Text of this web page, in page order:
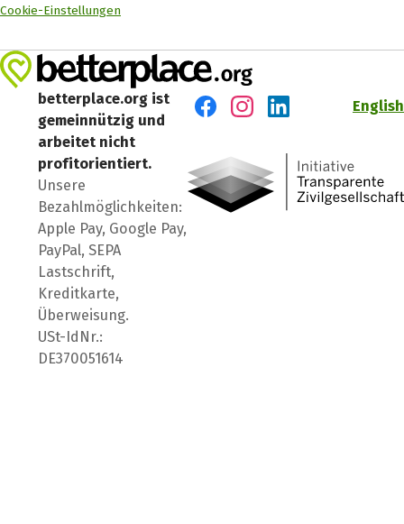
Cookie-Einstellungen
betterplace.org ist
gemeinnützig und
arbeitet nicht
profitorientiert.
Unsere
Bezahlmöglichkeiten:
Apple Pay, Google Pay,
PayPal, SEPA
Lastschrift,
Kreditkarte,
Überweisung.
USt-IdNr.:
DE370051614
English